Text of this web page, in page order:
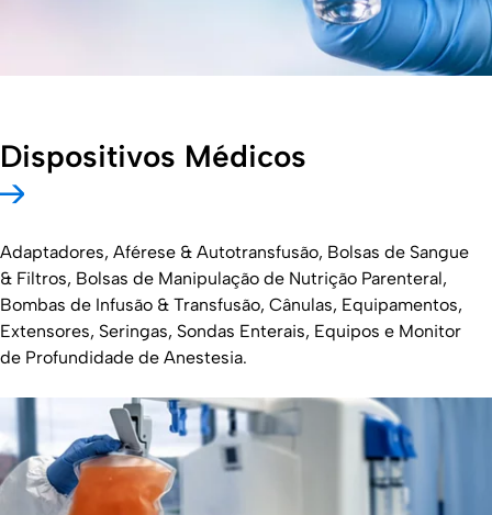
Dispositivos Médicos
Adaptadores, Aférese & Autotransfusão, Bolsas de Sangue
& Filtros, Bolsas de Manipulação de Nutrição Parenteral,
Bombas de Infusão & Transfusão, Cânulas, Equipamentos,
Extensores, Seringas, Sondas Enterais, Equipos e Monitor
de Profundidade de Anestesia.